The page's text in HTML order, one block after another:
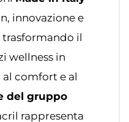
innovazione e
il
wellness in
comfort e al
del gruppo
rappresenta